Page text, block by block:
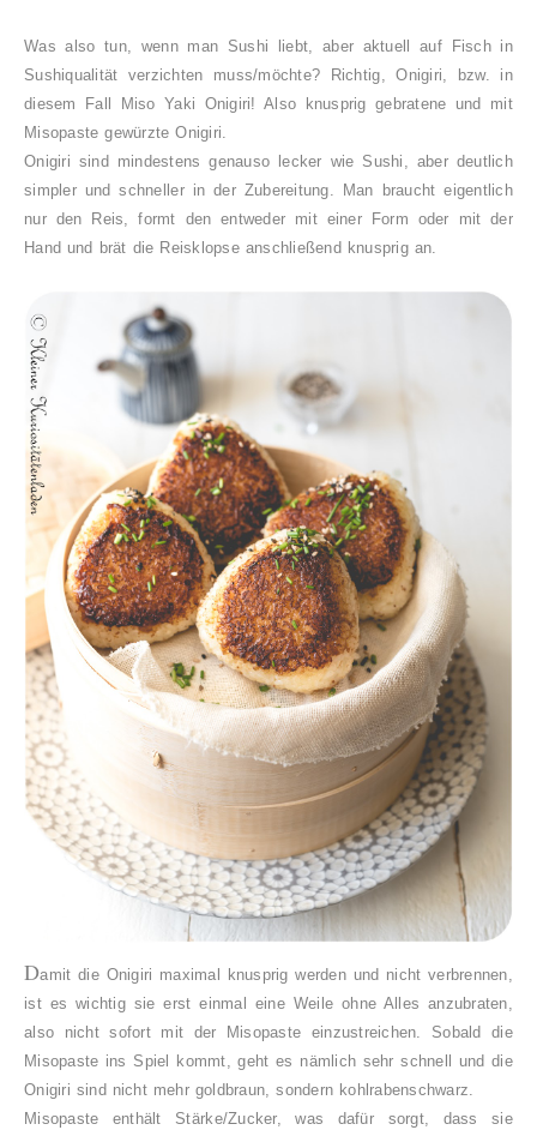
Was also tun, wenn man Sushi liebt, aber aktuell auf Fisch in
Sushiqualität verzichten muss/möchte? Richtig, Onigiri, bzw. in
diesem Fall Miso Yaki Onigiri! Also knusprig gebratene und mit
Misopaste gewürzte Onigiri.
Onigiri sind mindestens genauso lecker wie Sushi, aber deutlich
simpler und schneller in der Zubereitung. Man braucht eigentlich
nur den Reis, formt den entweder mit einer Form oder mit der
Hand und brät die Reisklopse anschließend knusprig an.
Damit die Onigiri maximal knusprig werden und nicht verbrennen,
ist es wichtig sie erst einmal eine Weile ohne Alles anzubraten,
also nicht sofort mit der Misopaste einzustreichen. Sobald die
Misopaste ins Spiel kommt, geht es nämlich sehr schnell und die
Onigiri sind nicht mehr goldbraun, sondern kohlrabenschwarz.
Misopaste enthält Stärke/Zucker, was dafür sorgt, dass sie